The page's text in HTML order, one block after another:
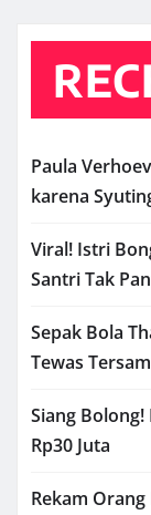
Paula
karena
Viral! Istri
Santri Tak
Sepak Bola
Tewas
Siang
Rp30 Juta
Rekam